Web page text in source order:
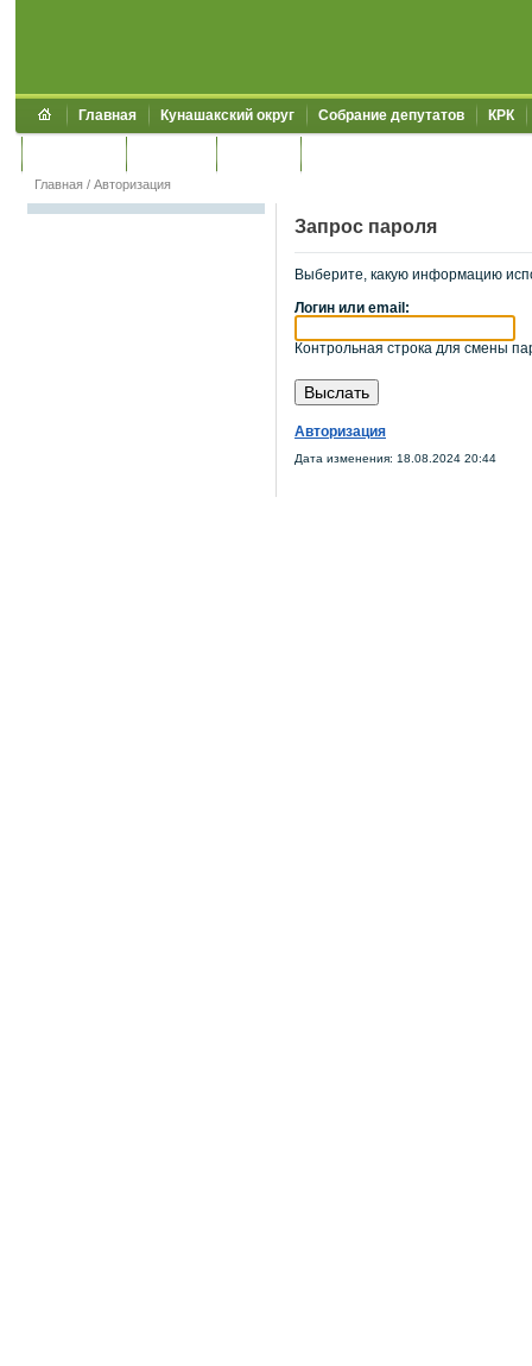
Главная Кунашакский округ Собрание депутатов КРК
Главная / Авторизация
Запрос пароля
Выберите, какую информацию
Логин или email:
Контрольная строка для смены
Авторизация
Дата изменения: 18.08.2024 20:44